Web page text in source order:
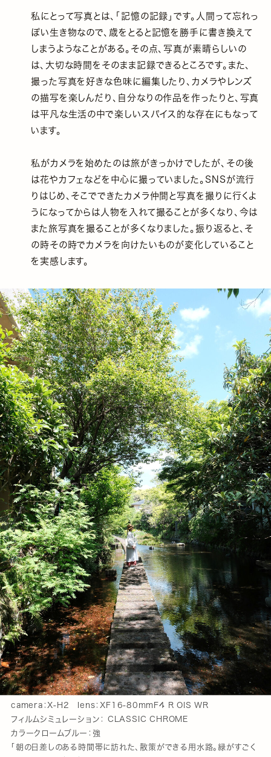
私にとって写真とは、「記憶の記録」です。人間って忘れっ
ぽい生き物なので、歳をとると記憶を勝手に書き換えて
しまうようなことがある。その点、写真が素晴らしいの
は、大切な時間をそのまま記録できるところです。また、
撮った写真を好きな色味に編集したり、カメラやレンズ
の描写を楽しんだり、自分なりの作品を作ったりと、写真
は平凡な生活の中で楽しいスパイス的な存在にもなって
います。
私がカメラを始めたのは旅がきっかけでしたが、その後
は花やカフェなどを中心に撮っていました。SNSが流行
りはじめ、そこでできたカメラ仲間と写真を撮りに行くよ
うになってからは人物を入れて撮ることが多くなり、今は
また旅写真を撮ることが多くなりました。振り返ると、そ
の時その時でカメラを向けたいものが変化していること
を実感します。
camera：X-H2 lens：XF16-80mmF4 R OIS WR
フィルムシミュレーション： CLASSIC CHROME
カラークロームブルー：強
「朝の日差しのある時間帯に訪れた、散策ができる用水路。緑がすごく